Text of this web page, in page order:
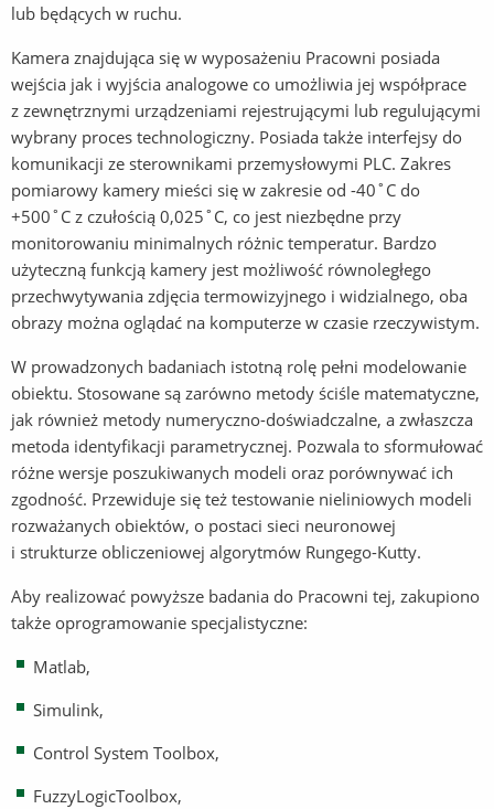
lub będących w ruchu.
Kamera znajdująca się w wyposażeniu Pracowni posiada
wejścia jak i wyjścia analogowe co umożliwia jej współprace
z zewnętrznymi urządzeniami rejestrującymi lub regulującymi
wybrany proces technologiczny. Posiada także interfejsy do
komunikacji ze sterownikami przemysłowymi PLC. Zakres
pomiarowy kamery mieści się w zakresie od -40˚C do
+500˚C z czułością 0,025˚C, co jest niezbędne przy
monitorowaniu minimalnych różnic temperatur. Bardzo
użyteczną funkcją kamery jest możliwość równoległego
przechwytywania zdjęcia termowizyjnego i widzialnego, oba
obrazy można oglądać na komputerze w czasie rzeczywistym.
W prowadzonych badaniach istotną rolę pełni modelowanie
obiektu. Stosowane są zarówno metody ściśle matematyczne,
jak również metody numeryczno-doświadczalne, a zwłaszcza
metoda identyfikacji parametrycznej. Pozwala to sformułować
różne wersje poszukiwanych modeli oraz porównywać ich
zgodność. Przewiduje się też testowanie nieliniowych modeli
rozważanych obiektów, o postaci sieci neuronowej
i strukturze obliczeniowej algorytmów Rungego-Kutty.
Aby realizować powyższe badania do Pracowni tej, zakupiono
także oprogramowanie specjalistyczne:
Matlab,
Simulink,
Control System Toolbox,
FuzzyLogicToolbox,